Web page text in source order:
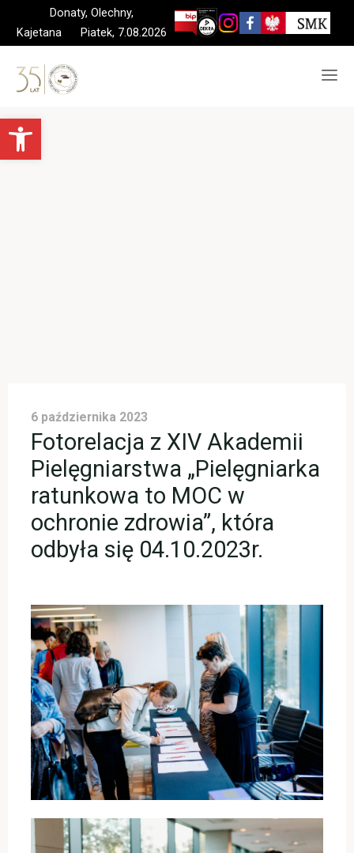
Otwórz pasek narzędzi
content
Donaty, Olechny,
Kajetana Piatek, 7.08.2026
6 października 2023
Fotorelacja z XIV Akademii
Pielęgniarstwa „Pielęgniarka
ratunkowa to MOC w
ochronie zdrowia”, która
odbyła się 04.10.2023r.